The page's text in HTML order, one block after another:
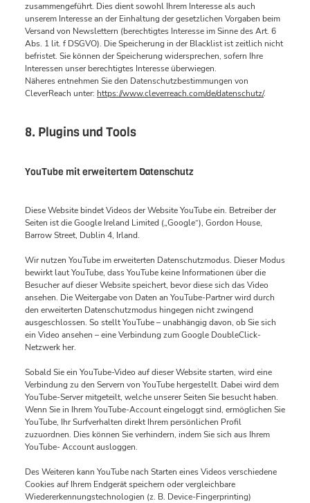
zusammengeführt. Dies dient sowohl Ihrem Interesse als auch
unserem Interesse an der Einhaltung der gesetzlichen Vorgaben beim
Versand von Newslettern (berechtigtes Interesse im Sinne des Art. 6
Abs. 1 lit. f DSGVO). Die Speicherung in der Blacklist ist zeitlich nicht
befristet. Sie können der Speicherung widersprechen, sofern Ihre
Interessen unser berechtigtes Interesse überwiegen.
Näheres entnehmen Sie den Datenschutzbestimmungen von
CleverReach unter: https://www.cleverreach.com/de/datenschutz/.
8. Plugins und Tools
YouTube mit erweitertem Datenschutz
Diese Website bindet Videos der Website YouTube ein. Betreiber der
Seiten ist die Google Ireland Limited („Google“), Gordon House,
Barrow Street, Dublin 4, Irland.
Wir nutzen YouTube im erweiterten Datenschutzmodus. Dieser Modus
bewirkt laut YouTube, dass YouTube keine Informationen über die
Besucher auf dieser Website speichert, bevor diese sich das Video
ansehen. Die Weitergabe von Daten an YouTube-Partner wird durch
den erweiterten Datenschutzmodus hingegen nicht zwingend
ausgeschlossen. So stellt YouTube – unabhängig davon, ob Sie sich
ein Video ansehen – eine Verbindung zum Google DoubleClick-
Netzwerk her.
Sobald Sie ein YouTube-Video auf dieser Website starten, wird eine
Verbindung zu den Servern von YouTube hergestellt. Dabei wird dem
YouTube-Server mitgeteilt, welche unserer Seiten Sie besucht haben.
Wenn Sie in Ihrem YouTube-Account eingeloggt sind, ermöglichen Sie
YouTube, Ihr Surfverhalten direkt Ihrem persönlichen Profil
zuzuordnen. Dies können Sie verhindern, indem Sie sich aus Ihrem
YouTube- Account ausloggen.
Des Weiteren kann YouTube nach Starten eines Videos verschiedene
Cookies auf Ihrem Endgerät speichern oder vergleichbare
Wiedererkennungstechnologien (z. B. Device-Fingerprinting)